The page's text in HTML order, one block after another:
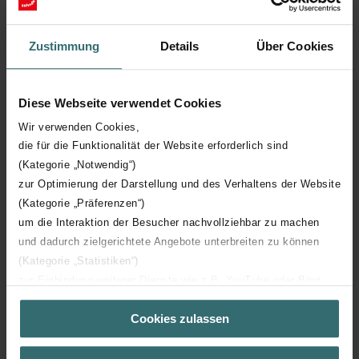
Zustimmung Details Über Cookies
Diese Webseite verwendet Cookies
Wir verwenden Cookies,
die für die Funktionalität der Website erforderlich sind
(Kategorie „Notwendig“)
zur Optimierung der Darstellung und des Verhaltens der Website
(Kategorie „Präferenzen“)
um die Interaktion der Besucher nachvollziehbar zu machen
und dadurch zielgerichtete Angebote unterbreiten zu können
(Kategorie „Statistiken“)
(Kategorie „Marketing“)
Über „Details zeigen“ bzw. die Datenschutzerklärung erhalten
Sie weitere Informationen. Durch die Auswahl der Kategorie
Cookies zulassen
Wykonany z wysokiej jakości polerowanej stali nierdzewnej
grzejnik drabinkowy Zehnder Pera będzie działał bezproblemowo
przez długi czas.
Wszechstronna konstrukcja
Wszechstronny i funkcjonalny grzejnik łazienkowy Zehnder Pera
jest odpowiedni zarówno do nowoczesnych, jak i klasycznie
urządzonych łazienek.